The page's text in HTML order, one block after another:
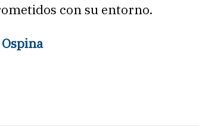
con su entorno.